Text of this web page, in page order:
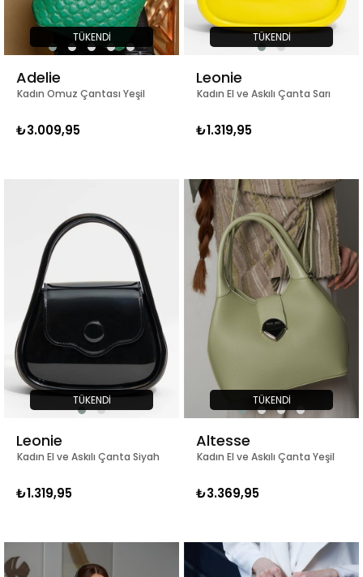
TÜKENDI
Kadın Omuz Çantası Yeşil
Adelie
₺3.009,95
TÜKENDI
Kadın El ve Askılı Çanta Sarı
Leonie
₺1.319,95
TÜKENDI
Kadın El ve Askılı Çanta Siyah
Leonie
₺1.319,95
TÜKENDI
Kadın El ve Askılı Çanta Yeşil
Altesse
₺3.369,95